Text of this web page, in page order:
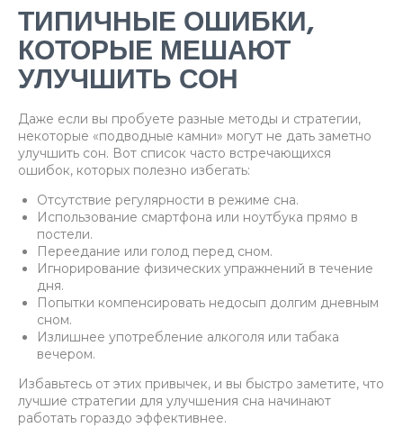
ТИПИЧНЫЕ ОШИБКИ,
КОТОРЫЕ МЕШАЮТ
УЛУЧШИТЬ СОН
Даже если вы пробуете разные методы и стратегии,
некоторые «подводные камни» могут не дать заметно
улучшить сон. Вот список часто встречающихся
ошибок, которых полезно избегать:
Отсутствие регулярности в режиме сна.
Использование смартфона или ноутбука прямо в
постели.
Переедание или голод перед сном.
Игнорирование физических упражнений в течение
дня.
Попытки компенсировать недосып долгим дневным
сном.
Излишнее употребление алкоголя или табака
вечером.
Избавьтесь от этих привычек, и вы быстро заметите, что
лучшие стратегии для улучшения сна начинают
работать гораздо эффективнее.